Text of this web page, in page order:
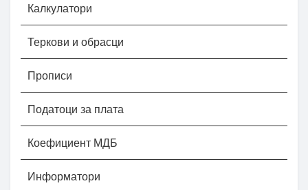
Калкулатори
Теркови и обрасци
Прописи
Податоци за плата
Коефициент МДБ
Информатори